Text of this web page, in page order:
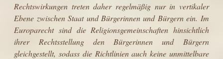
Rechtswirkungen treten daher regel­mäßig nur in vertikaler
Ebene zwischen Staat und Bürgerinnen und Bürgern ein. Im
Europarecht sind die Religionsgemeinschaften hinsichtlich
ihrer Rechts­stellung den Bürgerinnen und Bürgern
gleichgestellt, sodass die Richtlinien auch keine unmittelbare